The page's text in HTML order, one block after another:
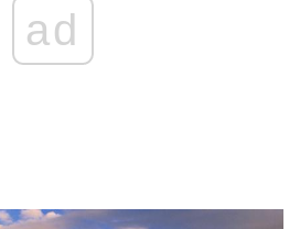
ad